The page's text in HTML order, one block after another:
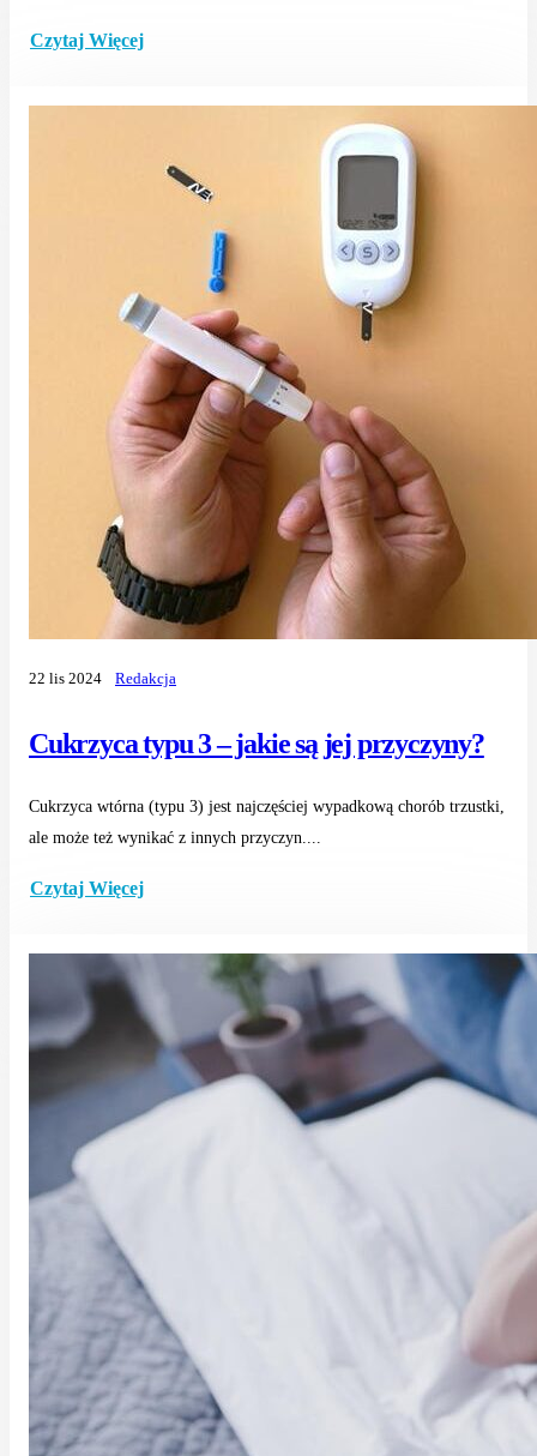
Czytaj Więcej
Cukrzyca typu 3 – jakie są jej przyczyny?
22 lis 2024 Redakcja
Cukrzyca wtórna (typu 3) jest najczęściej wypadkową chorób trzustki,
ale może też wynikać z innych przyczyn....
Czytaj Więcej